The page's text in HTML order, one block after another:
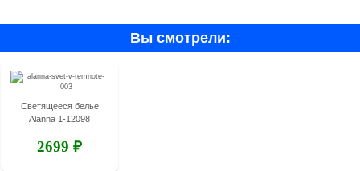
Вы смотрели:
Светящееся белье
Alanna 1-12098
2699 ₽